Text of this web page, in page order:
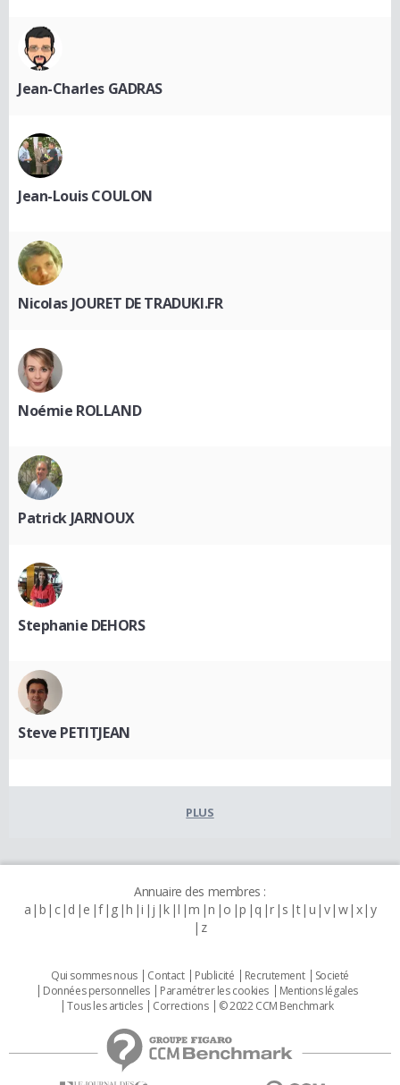
Jean-Charles GADRAS
Jean-Louis COULON
Nicolas JOURET DE TRADUKI.FR
Noémie ROLLAND
Patrick JARNOUX
Stephanie DEHORS
Steve PETITJEAN
PLUS
Annuaire des membres :
a b c d e f g h i j k l m n o p q r s t u v w x y
z
Qui sommes nous Contact Publicité Recrutement
Societé
Données personnelles
Paramétrer les cookies
Mentions légales
Tous les articles
Corrections © 2022 CCM Benchmark